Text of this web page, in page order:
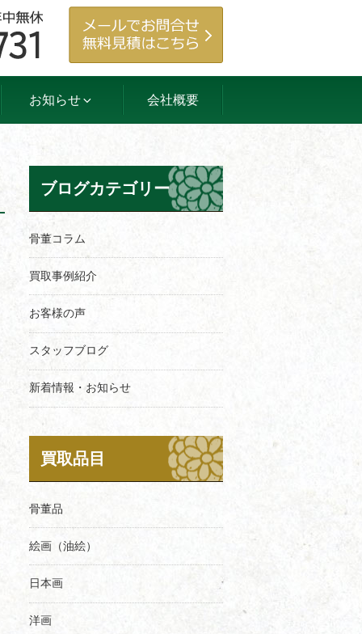
お知らせ 会社概要
ブログカテゴリー
骨董コラム
買取事例紹介
お客様の声
スタッフブログ
新着情報・お知らせ
買取品目
骨董品
絵画（油絵）
日本画
洋画